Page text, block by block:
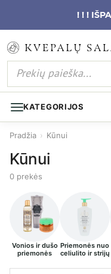
! ! !
KATEGORIJOS
Pradžia › Kūnui
Kūnui
0 prekės
Vonios ir dušo
priemonės
Priemonės nuo
celiulito ir strijų